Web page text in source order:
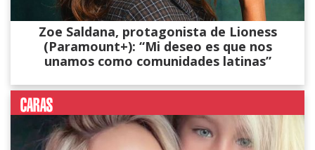
Zoe Saldana, protagonista de Lioness
(Paramount+): “Mi deseo es que nos
unamos como comunidades latinas”